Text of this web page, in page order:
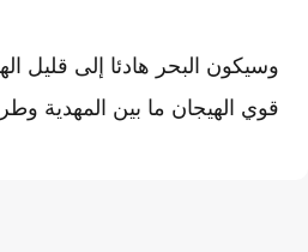
وسيكون البحر هادئا إلى قليل
قوي الهيجان ما بين المهدية